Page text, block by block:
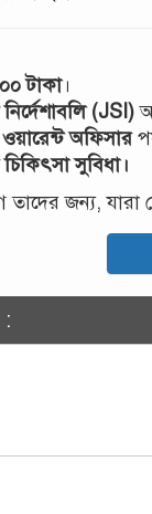
টাকা।
(JSI)
ওয়ারেন্ট অফিসার
সুবিধা।
জন্য, যারা